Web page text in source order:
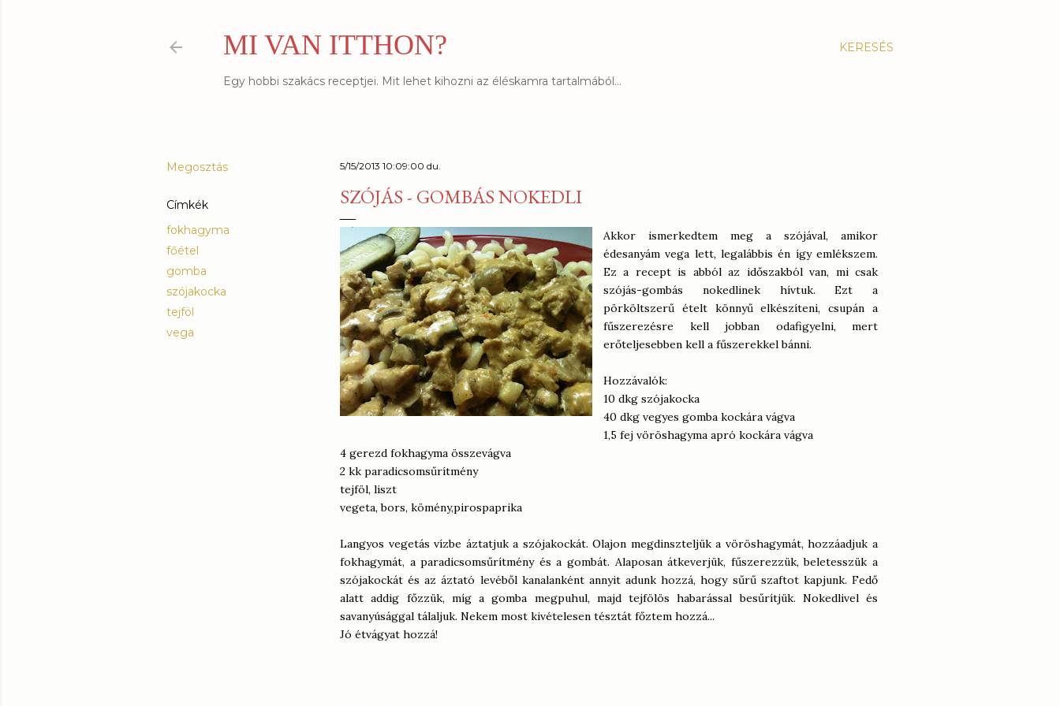
KERESÉS
MI VAN ITTHON?
Egy hobbi szakács receptjei. Mit lehet kihozni az éléskamra tartalmából...
Megosztás
Címkék
fokhagyma
főétel
gomba
szójakocka
tejföl
vega
5/15/2013 10:09:00 du.
SZÓJÁS - GOMBÁS NOKEDLI
Akkor ismerkedtem meg a szójával, amikor
édesanyám vega lett, legalábbis én így emlékszem.
Ez a recept is abból az időszakból van, mi csak
szójás-gombás nokedlinek hívtuk. Ezt a
pörköltszerű ételt könnyű elkészíteni, csupán a
fűszerezésre kell jobban odafigyelni, mert
erőteljesebben kell a fűszerekkel bánni.
Hozzávalók:
10 dkg szójakocka
40 dkg vegyes gomba kockára vágva
1,5 fej vöröshagyma apró kockára vágva
4 gerezd fokhagyma összevágva
2 kk paradicsomsűrítmény
tejföl, liszt
vegeta, bors, kömény,pirospaprika
Langyos vegetás vízbe áztatjuk a szójakockát. Olajon megdinszteljük a vöröshagymát, hozzáadjuk a
fokhagymát, a paradicsomsűrítmény és a gombát. Alaposan átkeverjük, fűszerezzük, beletesszük a
szójakockát és az áztató levéből kanalanként annyit adunk hozzá, hogy sűrű szaftot kapjunk. Fedő
alatt addig főzzük, míg a gomba megpuhul, majd tejfölös habarással besűrítjük. Nokedlivel és
savanyúsággal tálaljuk. Nekem most kivételesen tésztát főztem hozzá...
Jó étvágyat hozzá!